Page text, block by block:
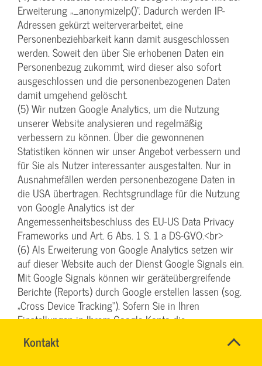
Kontakt
IHR
Name*
Erweiterung „_anonymizeIp()“. Dadurch werden IP-
Adressen gekürzt weiterverarbeitet, eine
Personenbeziehbarkeit kann damit ausgeschlossen
werden. Soweit den über Sie erhobenen Daten ein
Personenbezug zukommt, wird dieser also sofort
ausgeschlossen und die personenbezogenen Daten
damit umgehend gelöscht.
(5) Wir nutzen Google Analytics, um die Nutzung
unserer Website analysieren und regelmäßig
verbessern zu können. Über die gewonnenen
Statistiken können wir unser Angebot verbessern und
für Sie als Nutzer interessanter ausgestalten. Nur in
Ausnahmefällen werden personenbezogene Daten in
die USA übertragen. Rechtsgrundlage für die Nutzung
von Google Analytics ist der
Angemessenheitsbeschluss des EU-US Data Privacy
Frameworks und Art. 6 Abs. 1 S. 1 a DS-GVO.<br>
(6) Als Erweiterung von Google Analytics setzen wir
auf dieser Website auch der Dienst Google Signals ein.
Mit Google Signals können wir geräteübergreifende
Berichte (Reports) durch Google erstellen lassen (sog.
„Cross Device Tracking“). Sofern Sie in Ihren
Einstellungen in Ihrem Google-Konto die
„personalisierten Anzeigen“ aktiviert und Ihre
internetfähigen Endgeräte mit Ihrem Google-Konto